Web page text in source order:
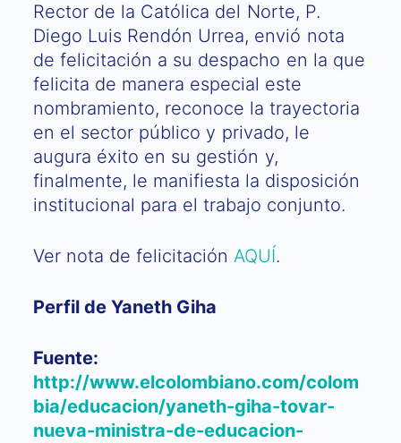
Rector de la Católica del Norte, P.
Diego Luis Rendón Urrea, envió nota
de felicitación a su despacho en la que
felicita de manera especial este
nombramiento, reconoce la trayectoria
en el sector público y privado, le
augura éxito en su gestión y,
finalmente, le manifiesta la disposición
institucional para el trabajo conjunto.
Ver nota de felicitaciónAQUÍ​.
Perfil de Yaneth Giha
Fuente:
http://www.elcolombiano.com/colom
bia/educacion/yaneth-giha-tovar-
nueva-ministra-de-educacion-